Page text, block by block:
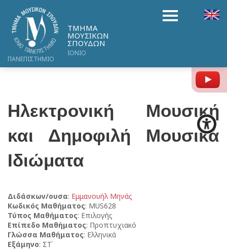
ΤΜΗΜΑ
ΜΟΥΣΙΚΩΝ
ΣΠΟΥΔΩΝ
ΙΟΝΙΟ
ΠΑΝΕΠΙΣΤΗΜΙΟ
Ηλεκτρονική Μουσική
και Δημοφιλή Μουσικά
Ιδιώματα
Διδάσκων/ουσα: Εμμανουήλ Μηνάς
Κωδικός Μαθήματος: MUS628
Τύπος Μαθήματος: Επιλογής
Επίπεδο Μαθήματος: Προπτυχιακό
Γλώσσα Μαθήματος: Ελληνικά
Εξάμηνο: ΣΤ΄